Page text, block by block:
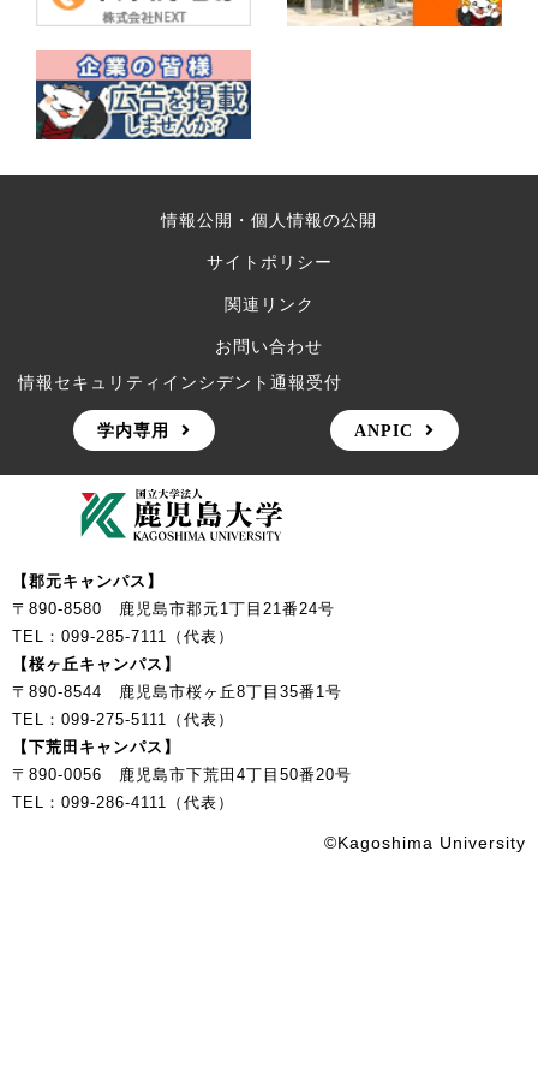
情報公開・個人情報の公開
サイトポリシー
関連リンク
お問い合わせ
情報セキュリティインシデント通報受付
学内専用 ANPIC
【郡元キャンパス】
〒890-8580 鹿児島市郡元1丁目21番24号
TEL：099-285-7111（代表）
【桜ヶ丘キャンパス】
〒890-8544 鹿児島市桜ヶ丘8丁目35番1号
TEL：099-275-5111（代表）
【下荒田キャンパス】
〒890-0056 鹿児島市下荒田4丁目50番20号
TEL：099-286-4111（代表）
©Kagoshima University